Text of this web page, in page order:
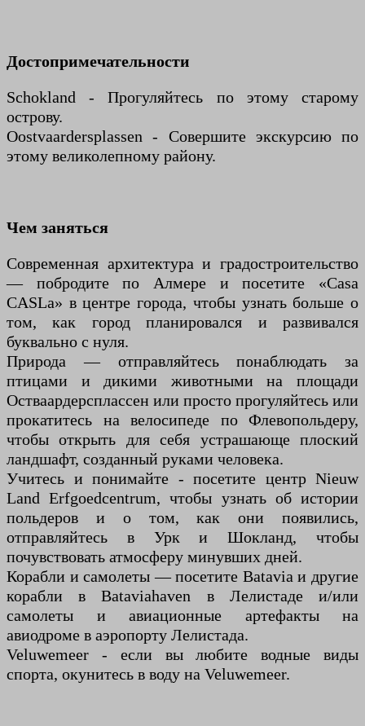
Достопримечательности
Schokland - Прогуляйтесь по этому старому
острову.
Oostvaardersplassen - Совершите экскурсию по
этому великолепному району.
Чем заняться
Современная архитектура и градостроительство
— побродите по Алмере и посетите «Casa
CASLa» в центре города, чтобы узнать больше о
том, как город планировался и развивался
буквально с нуля.
Природа — отправляйтесь понаблюдать за
птицами и дикими животными на площади
Остваардерсплассен или просто прогуляйтесь или
прокатитесь на велосипеде по Флевопольдеру,
чтобы открыть для себя устрашающе плоский
ландшафт, созданный руками человека.
Учитесь и понимайте - посетите центр Nieuw
Land Erfgoedcentrum, чтобы узнать об истории
польдеров и о том, как они появились,
отправляйтесь в Урк и Шокланд, чтобы
почувствовать атмосферу минувших дней.
Корабли и самолеты — посетите Batavia и другие
корабли в Bataviahaven в Лелистаде и/или
самолеты и авиационные артефакты на
авиодроме в аэропорту Лелистада.
Veluwemeer - если вы любите водные виды
спорта, окунитесь в воду на Veluwemeer.